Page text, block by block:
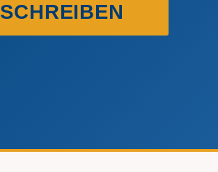
SCHREIBEN